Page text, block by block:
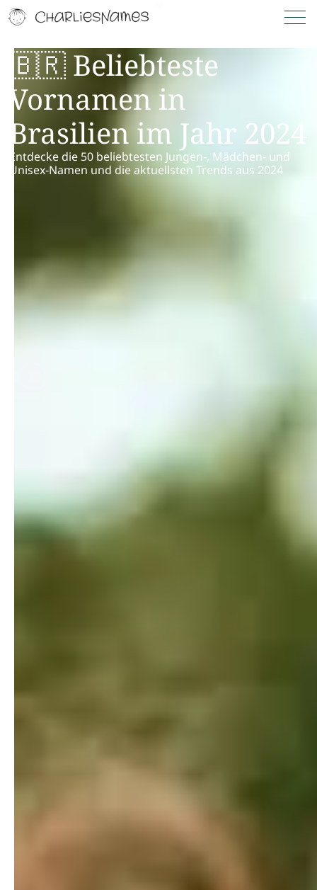
🇧🇷 Beliebteste
Vornamen in
Brasilien im Jahr 2024
Entdecke die 50 beliebtesten Jungen-, Mädchen- und
Unisex-Namen und die aktuellsten Trends aus 2024